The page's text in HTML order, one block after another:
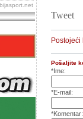
Tweet
Postojeći
Pošaljite
*Ime:
*E-mail:
*Komentar: